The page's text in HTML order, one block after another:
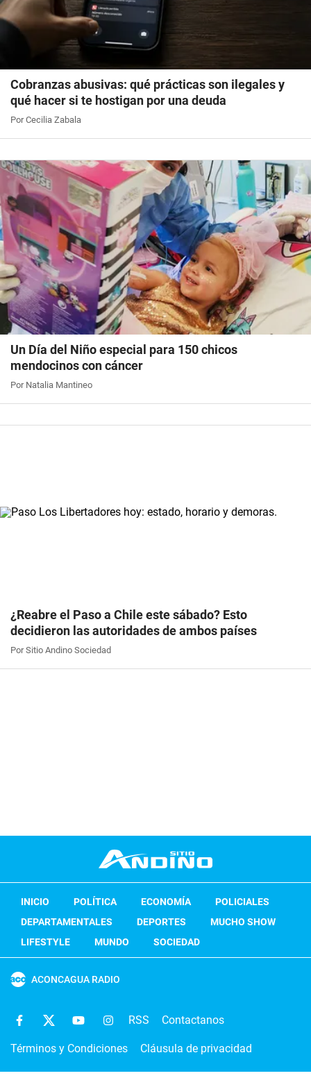
Cobranzas abusivas: qué prácticas son ilegales y
qué hacer si te hostigan por una deuda
Por Cecilia Zabala
Un Día del Niño especial para 150 chicos
mendocinos con cáncer
Por Natalia Mantineo
¿Reabre el Paso a Chile este sábado? Esto
decidieron las autoridades de ambos países
Por Sitio Andino Sociedad
INICIO POLÍTICA ECONOMÍA
POLICIALES
DEPARTAMENTALES
DEPORTES
MUCHO SHOW
LIFESTYLE
MUNDO SOCIEDAD
ACONCAGUA RADIO
RSS Contactanos
Términos y Condiciones Cláusula de privacidad